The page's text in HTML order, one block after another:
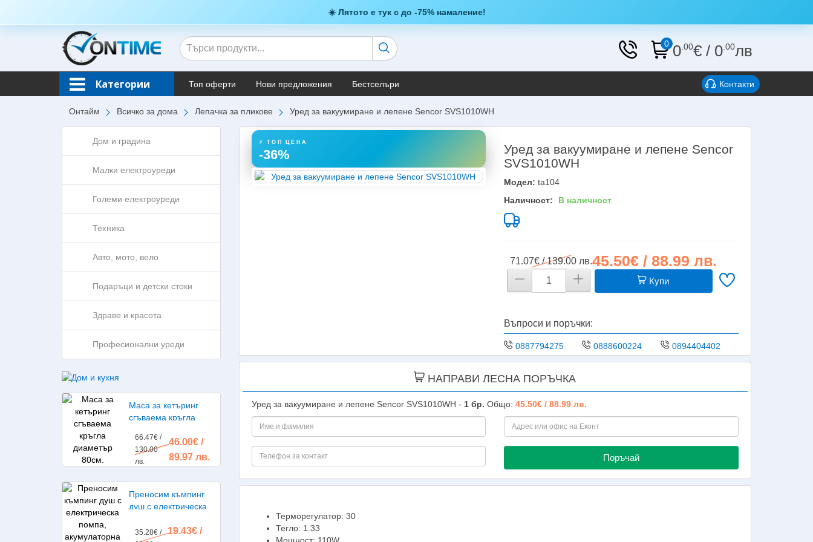
☀️ Лятото е тук с до -75% намаление!
0 0.00€ / 0.00лв
Категории Топ оферти Нови предложения Бестселъри Контакти
Онтайм Всичко за дома Лепачка за пликове Уред за вакуумиране и лепене Sencor SVS1010WH
Дом и градина
Малки електроуреди
Големи електроуреди
Техника
Авто, мото, вело
Подаръци и детски стоки
Здраве и красота
Професионални уреди
Маса за кетъринг
сгъваема кръгла
66.47€ /
130.00
лв.
46.00€ /
89.97 лв.
Преносим къмпинг
душ с електрическа
батерия
35.28€ /
19.43€ /
⚡ ТОП ЦЕНА
-36%
Уред за вакуумиране и лепене Sencor
SVS1010WH
Модел: ta104
Наличност:
В наличност
71.07€ / 139.00 лв.45.50€ / 88.99 лв.
Купи
Въпроси и поръчки:
0887794275 0888600224 0894404402
НАПРАВИ ЛЕСНА ПОРЪЧКА
Уред за вакуумиране и лепене Sencor SVS1010WH - 1бр. Общо: 45.50€ / 88.99 лв.
Поръчай
Терморегулатор: 30
Тегло: 1.33